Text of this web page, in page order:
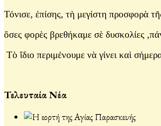
Τόνισε, ἐπίσης, τὴ μεγίστη προσφορὰ
ὅσες φορὲς βρεθήκαμε σὲ δυσκολίες
Τὸ ἴδιο περιμένουμε νὰ γίνει καὶ
Τελευταία Νέα